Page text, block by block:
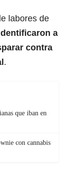
labores de
a
contra
.
que iban en
con cannabis